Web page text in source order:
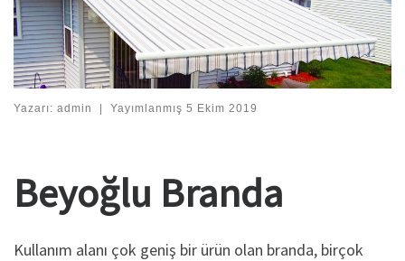
Yazarı: admin | Yayımlanmış 5 Ekim 2019
Beyoğlu Branda
Kullanım alanı çok geniş bir ürün olan branda, birçok